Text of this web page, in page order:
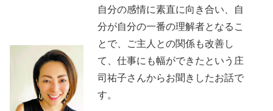
自分の感情に素直に向き合い、自
分が自分の一番の理解者となるこ
とで、ご主人との関係も改善し
て、仕事にも幅ができたという庄
司祐子さんからお聞きしたお話で
す。